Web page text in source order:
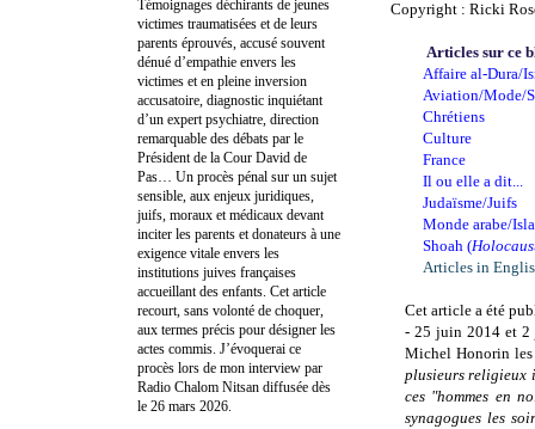
Copyright : Ricki
Articles sur ce
Affaire al-Dura/
Aviation/Mode/
Chrétiens
Culture
France
Il ou elle a dit...
Judaïsme/Juifs
Monde arabe/
Shoah (
Articles in
Cet article a été
- 25 juin 2014 et
Michel Honorin
plusieurs religieux
ces "hommes en
synagogues les
Témoignages déchirants de jeunes
victimes traumatisées et de leurs
parents éprouvés, accusé souvent
dénué d’empathie envers les
victimes et en pleine inversion
accusatoire, diagnostic inquiétant
d’un expert psychiatre, direction
remarquable des débats par le
Président de la Cour David de
Pas… Un procès pénal sur un sujet
sensible, aux enjeux juridiques,
juifs, moraux et médicaux devant
inciter les parents et donateurs à une
exigence vitale envers les
institutions juives françaises
accueillant des enfants. Cet article
recourt, sans volonté de choquer,
aux termes précis pour désigner les
actes commis. J’évoquerai ce
procès lors de mon interview par
Radio Chalom Nitsan diffusée dès
le 26 mars 2026.